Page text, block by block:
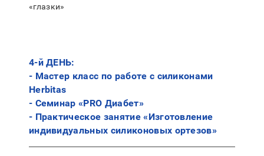
«глазки»
4-й ДЕНЬ:
- Мастер класс по работе с силиконами
Herbitas
- Семинар «PRO Диабет»
- Практическое занятие «Изготовление
индивидуальных силиконовых ортезов»